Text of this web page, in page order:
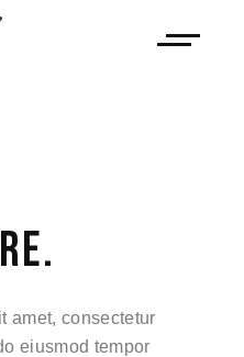
amet, consectetur
eiusmod tempor